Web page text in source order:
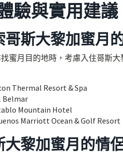
驗與實用建議
哥斯大黎加蜜月
蜜月目的地時，考慮入住哥斯
Thermal Resort & Spa
Belmar
Mountain Hotel
Marriott Ocean & Golf Resort
大黎加蜜月的情